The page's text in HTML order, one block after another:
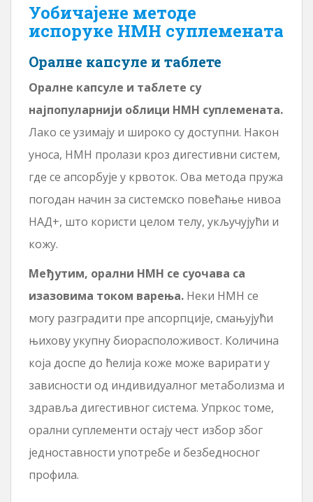
Уобичајене методе
испоруке НМН суплемената
Оралне капсуле и таблете
Оралне капсуле и таблете су
најпопуларнији облици НМН суплемената.
Лако се узимају и широко су доступни. Након
уноса, НМН пролази кроз дигестивни систем,
где се апсорбује у крвоток. Ова метода пружа
погодан начин за системско повећање нивоа
НАД+, што користи целом телу, укључујући и
кожу.
Међутим, орални НМН се суочава са
изазовима током варења. Неки НМН се
могу разградити пре апсорпције, смањујући
њихову укупну биорасположивост. Количина
која доспе до ћелија коже може варирати у
зависности од индивидуалног метаболизма и
здравља дигестивног система. Упркос томе,
орални суплементи остају чест избор због
једноставности употребе и безбедносног
профила.